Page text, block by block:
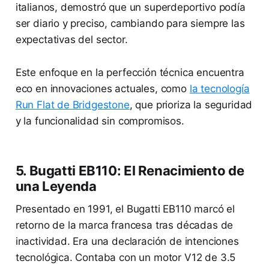
italianos, demostró que un superdeportivo podía
ser diario y preciso, cambiando para siempre las
expectativas del sector.
Este enfoque en la perfección técnica encuentra
eco en innovaciones actuales, como la tecnología
Run Flat de Bridgestone, que prioriza la seguridad
y la funcionalidad sin compromisos.
5. Bugatti EB110: El Renacimiento de
una Leyenda
Presentado en 1991, el Bugatti EB110 marcó el
retorno de la marca francesa tras décadas de
inactividad. Era una declaración de intenciones
tecnológica. Contaba con un motor V12 de 3.5